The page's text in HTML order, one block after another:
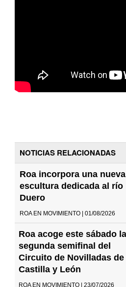
NOTICIAS RELACIONADAS
Roa incorpora una nueva
escultura dedicada al río
Duero
ROA EN MOVIMIENTO | 01/08/2026
Roa acoge este sábado la
segunda semifinal del
Circuito de Novilladas de
Castilla y León
ROA EN MOVIMIENTO | 23/07/2026